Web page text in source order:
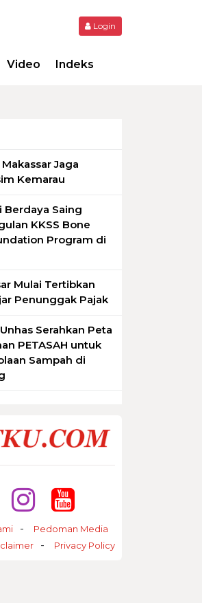
Login
Video Indeks
Jaga
Kemarau
Berdaya Saing
KKSS Bone
Program di
Mulai Tertibkan
Penunggak Pajak
Serahkan Peta
PETASAH untuk
Sampah di
Pedoman Media
Privacy Policy